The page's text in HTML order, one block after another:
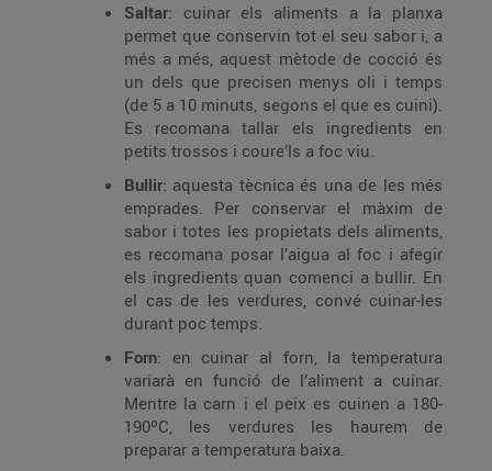
Saltar: cuinar els aliments a la planxa
permet que conservin tot el seu sabor i, a
més a més, aquest mètode de cocció és
un dels que precisen menys oli i temps
(de 5 a 10 minuts, segons el que es cuini).
Es recomana tallar els ingredients en
petits trossos i coure’ls a foc viu.
Bullir: aquesta tècnica és una de les més
emprades. Per conservar el màxim de
sabor i totes les propietats dels aliments,
es recomana posar l’aigua al foc i afegir
els ingredients quan comenci a bullir. En
el cas de les verdures, convé cuinar-les
durant poc temps.
Forn: en cuinar al forn, la temperatura
variarà en funció de l’aliment a cuinar.
Mentre la carn i el peix es cuinen a 180-
190ºC, les verdures les haurem de
preparar a temperatura baixa.